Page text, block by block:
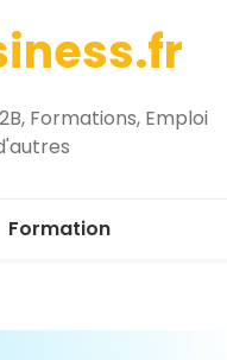
Formations, Emploi
Formation